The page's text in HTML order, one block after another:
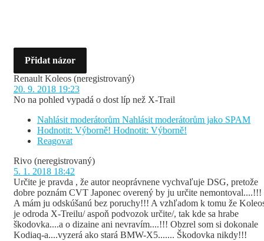
Přidat názor
Renault Koleos (neregistrovaný)
20. 9. 2018 19:23
No na pohled vypadá o dost líp než X-Trail
Nahlásit moderátorům Nahlásit moderátorům jako SPAM
Hodnotit: Výborně! Hodnotit: Výborně!
Reagovat
Rivo (neregistrovaný)
5. 1. 2018 18:42
Určite je pravda , že autor neoprávnene vychvaľuje DSG, pretože
dobre poznám CVT Japonec overený by ju určite nemontoval....!!!
A mám ju odskúšanú bez poruchy!!! A vzhľadom k tomu že
je odroda X-Treilu/ aspoň podvozok určite/, tak kde sa hrabe
škodovka....a o dizaine ani nevravím....!!! Obzrel som si dokonale
Kodiaq-a....vyzerá ako stará BMW-X5....... Škodovka nikdy!!!